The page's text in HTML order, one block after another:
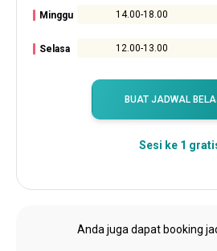
Minggu 14.00-18.00
Selasa 12.00-13.00
BUAT JADWAL
Sesi ke 1
Anda juga dapat booking